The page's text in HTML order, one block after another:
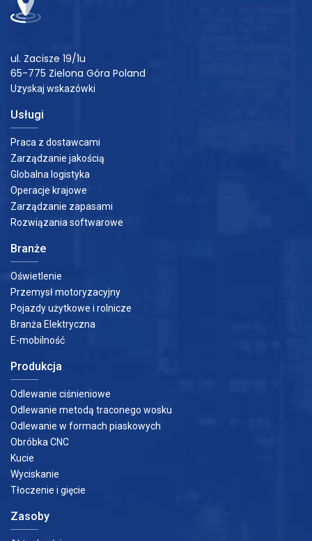
ul. Zacisze 19/1u
65-775 Zielona Góra Poland
Uzyskaj wskazówki
Usługi
Praca z dostawcami
Zarządzanie jakością
Globalna logistyka
Operacje krajowe
Zarządzanie zapasami
Rozwiązania softwarowe
Branże
Oświetlenie
Przemysł motoryzacyjny
Pojazdy użytkowe i rolnicze
Branża Elektryczna
E-mobilność
Produkcja
Odlewanie ciśnieniowe
Odlewanie metodą traconego wosku
Odlewanie w formach piaskowych
Obróbka CNC
Kucie
Wyciskanie
Tłoczenie i gięcie
Zasoby